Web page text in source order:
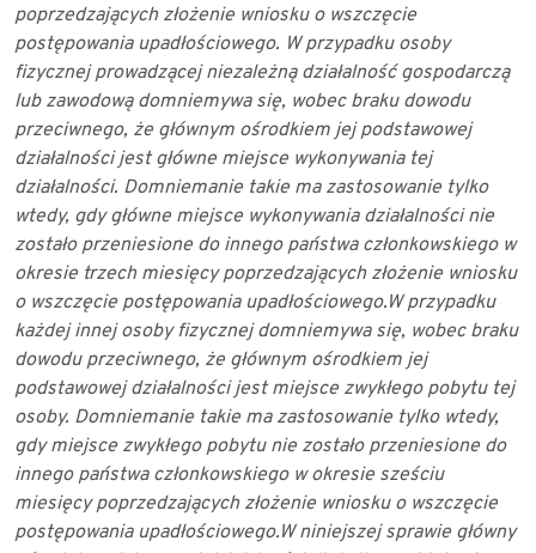
poprzedzających złożenie wniosku o wszczęcie
postępowania upadłościowego. Wprzypadku osoby
fizycznej prowadzącej niezależną działalność gospodarczą
lub zawodową domniemywa się, wobec braku dowodu
przeciwnego, że głównym ośrodkiem jej podstawowej
działalności jest główne miejsce wykonywania tej
działalności. Domniemanie takie ma zastosowanie tylko
wtedy, gdy główne miejsce wykonywania działalności nie
zostało przeniesione do innego państwa członkowskiego w
okresie trzech miesięcy poprzedzających złożenie wniosku
o wszczęcie postępowania upadłościowego.W przypadku
każdej innej osoby fizycznej domniemywa się, wobec braku
dowodu przeciwnego, że głównym ośrodkiem jej
podstawowej działalności jest miejsce zwykłego pobytu tej
osoby. Domniemanie takie ma zastosowanie tylko wtedy,
gdy miejsce zwykłego pobytu nie zostało przeniesione do
innego państwa członkowskiego w okresie sześciu
miesięcy poprzedzających złożenie wniosku o wszczęcie
postępowania upadłościowego.W niniejszej sprawie główny